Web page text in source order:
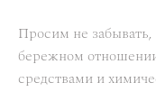
Просим не забывать,
бережном
средствами и